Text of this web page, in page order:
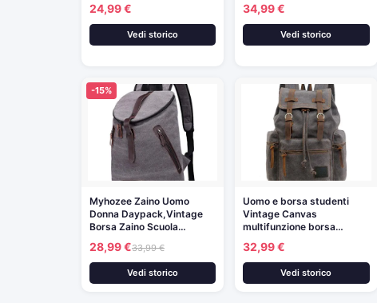
24,99 €
Vedi storico
34,99 €
Vedi storico
-15%
Myhozee Zaino Uomo
Donna Daypack,Vintage
Borsa Zaino Scuola…
28,99 €33,99 €
Vedi storico
Uomo e borsa studenti
Vintage Canvas
multifunzione borsa…
32,99 €
Vedi storico